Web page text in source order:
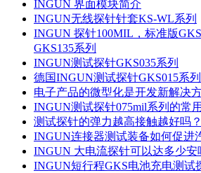
INGUN 界面模块简介
INGUN无线探针针套KS-WL系列
INGUN 探针100MIL，标准版
GKS135系列
INGUN测试探针GKS035系列
德国INGUN测试探针GKS015系列
电子产品的微型化是开发新解决
INGUN测试探针075mil系列的常
测试探针的弹力越高接触越好吗？
INGUN连接器测试装备如何促进
INGUN 大电流探针可以达多少安
INGUN短行程GKS电池充电测试